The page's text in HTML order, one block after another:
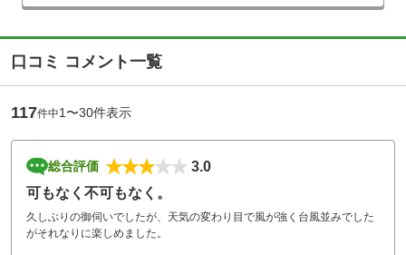
口コミ コメント一覧
117件中1〜30件表示
総合評価
3.0
可もなく不可もなく。
久しぶりの御伺いでしたが、天気の変わり目で風が強く台風並みでした
がそれなりに楽しめました。